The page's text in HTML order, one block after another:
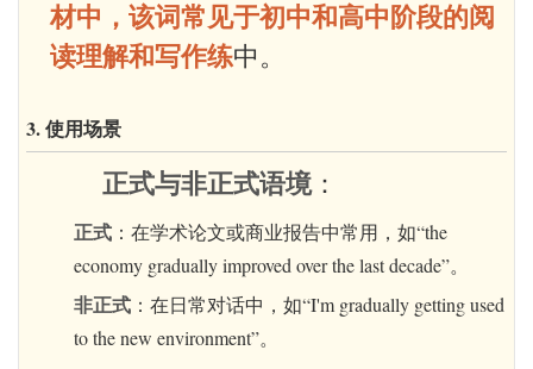
材中，该词常见于初中和高中阶段的阅
读理解和写作练中。
3. 使用场景
正式与非正式语境：
正式 ：在学术论文或商业报告中常用，如“the
economy gradually improved over the last decade”。
非正式 ：在日常对话中，如“I'm gradually getting used
to the new environment”。